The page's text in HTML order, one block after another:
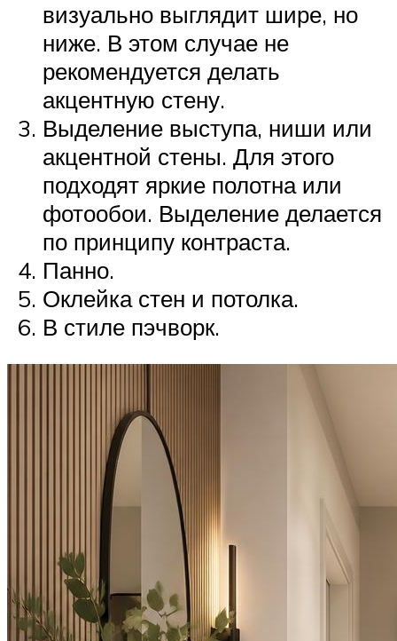
визуально выглядит шире, но
ниже. В этом случае не
рекомендуется делать
акцентную стену.
Выделение выступа, ниши или
акцентной стены. Для этого
подходят яркие полотна или
фотообои. Выделение делается
по принципу контраста.
Панно.
Оклейка стен и потолка.
В стиле пэчворк.